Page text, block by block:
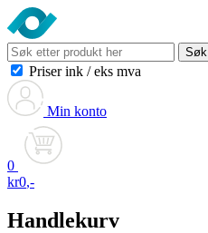
Søk
Priser ink / eks mva
Min konto
0
kr0,-
Handlekurv